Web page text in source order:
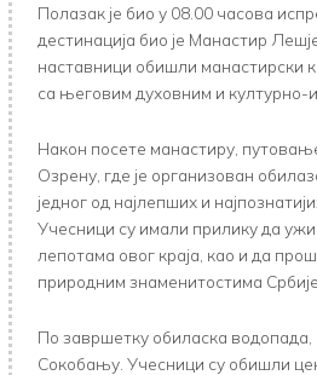
Полазак је био у 08.00 часова
дестинација био је Манастир
наставници обишли манастирски
са његовим духовним и културно-
Након посете манастиру,
Озрену, где је организован
једног од најлепших и
Учесници су имали прилику да
лепотама овог краја, као и да
природним знаменитостима Србије.
По завршетку обиласка водопада,
Сокобању. Учесници су обишли